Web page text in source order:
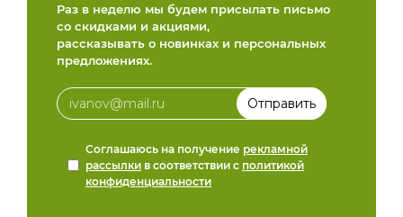
Раз в неделю мы будем присылать письмо
со скидками и акциями,
рассказывать о новинках и персональных
предложениях.
Соглашаюсь на получение рекламной
рассылки в соответствии с политикой
конфиденциальности